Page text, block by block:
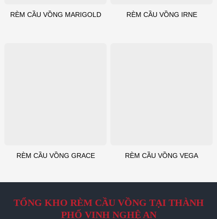
RÈM CẦU VỒNG MARIGOLD RÈM CẦU VỒNG IRNE
RÈM CẦU VỒNG GRACE RÈM CẦU VỒNG VEGA
TỔNG KHO RÈM CẦU VỒNG TẠI THÀNH
PHỐ VINH NGHỆ AN